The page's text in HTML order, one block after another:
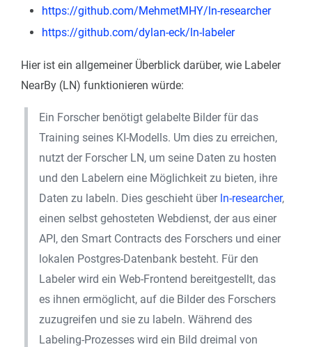
https://github.com/MehmetMHY/ln-researcher
https://github.com/dylan-eck/ln-labeler
Hier ist ein allgemeiner Überblick darüber, wie Labeler
NearBy (LN) funktionieren würde:
Ein Forscher benötigt gelabelte Bilder für das
Training seines KI-Modells. Um dies zu erreichen,
nutzt der Forscher LN, um seine Daten zu hosten
und den Labelern eine Möglichkeit zu bieten, ihre
Daten zu labeln. Dies geschieht über ln-researcher,
einen selbst gehosteten Webdienst, der aus einer
API, den Smart Contracts des Forschers und einer
lokalen Postgres-Datenbank besteht. Für den
Labeler wird ein Web-Frontend bereitgestellt, das
es ihnen ermöglicht, auf die Bilder des Forschers
zuzugreifen und sie zu labeln. Während des
Labeling-Prozesses wird ein Bild dreimal von